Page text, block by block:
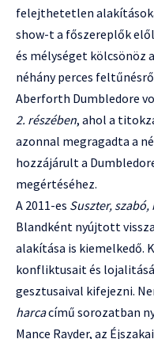
felejthetetlen
show-t a főszereplők
és mélységet kölcsönöz
néhány perces
Aberforth Dumbledore
2. részében, ahol a
azonnal megragadta a
hozzájárult a
megértéséhez.
A 2011-es Suszter, szabó,
Blandként nyújtott
alakítása is kiemelkedő.
konfliktusait és
gesztusaival kifejezni.
harcacímű sorozatban
Mance Rayder, az